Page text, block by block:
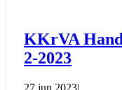
KKrVA
2-2023
27 jun 2023|